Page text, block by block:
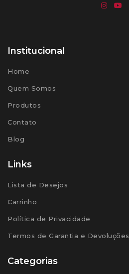
Institucional
Home
Quem Somos
Produtos
Contato
Blog
Links
Lista de Desejos
Carrinho
Política de Privacidade
Termos de Garantia e Devoluções
Categorias